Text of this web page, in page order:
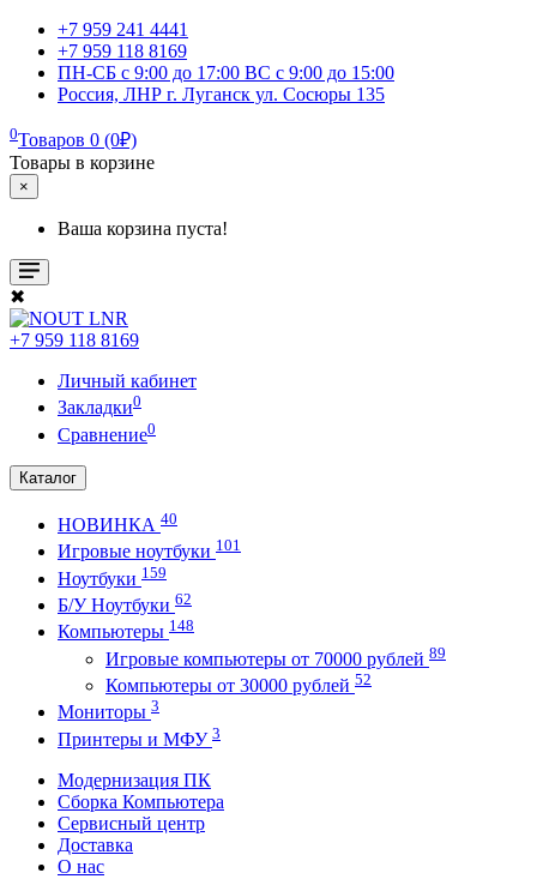
+7 959 241 4441
+7 959 118 8169
ПН-СБ с 9:00 до 17:00 ВС с 9:00 до 15:00
Россия, ЛНР г. Луганск ул. Сосюры 135
0Товаров 0 (0₽)
Товары в корзине
×
Ваша корзина пуста!
✖
+7 959 118 8169
Личный кабинет
Закладки0
Сравнение0
Каталог
НОВИНКА 40
Игровые ноутбуки 101
Ноутбуки 159
Б/У Ноутбуки 62
Компьютеры 148
Игровые компьютеры от 70000 рублей 89
Компьютеры от 30000 рублей 52
Мониторы 3
Принтеры и МФУ 3
Модернизация ПК
Сборка Компьютера
Сервисный центр
Доставка
О нас